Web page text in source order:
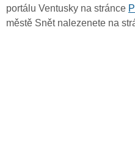
portálu Ventusky na stránce
městě Snět nalezenete na